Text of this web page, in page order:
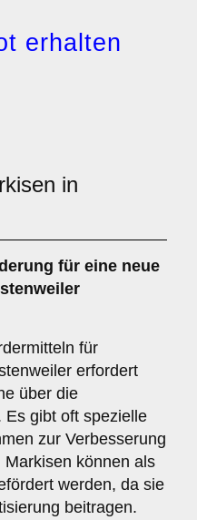
erhalten
in
für eine neue
für
erfordert
über die
Es gibt oft spezielle
zur Verbesserung
können als
werden, da sie
beitragen.